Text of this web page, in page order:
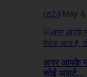
cg24 May
अगर आपके
कोई अलर्ट...